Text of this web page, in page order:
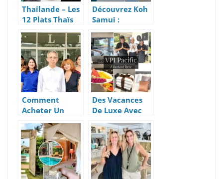
Thaïlande – Les
12 Plats Thaïs
Les Plus
Succulents
Découvrez Koh
Samui :
L’application
Android
Indispensable
pour un Voyage
Authentique en
Thaïlande
Comment
Acheter Un
Bien
Immobilier En
Thaïlande
Grâce à
l’Agence SLP
Koh Samui
Des Vacances
De Luxe Avec
Services VIP,
Par VPI Pacific